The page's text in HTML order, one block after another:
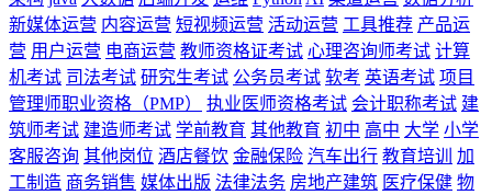
新媒体运营 内容运营 短视频运营 活动运营 工具推荐 产品运
营 用户运营 电商运营 教师资格证考试 心理咨询师考试 计算
机考试 司法考试 研究生考试 公务员考试 软考 英语考试 项目
管理师职业资格（PMP）
执业医师资格考试 会计职称考试 建
筑师考试 建造师考试 学前教育 其他教育 初中 高中 大学 小学
客服咨询 其他岗位 酒店餐饮 金融保险 汽车出行 教育培训
加
工制造 商务销售 媒体出版 法律法务 房地产建筑 医疗保健 物